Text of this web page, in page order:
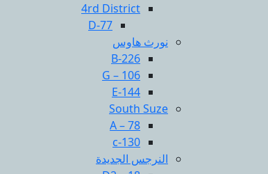
4rd District
D-77
نورث هاوس
B-226
G – 106
E-144
South Suze
A – 78
c-130
النرجس الجديدة